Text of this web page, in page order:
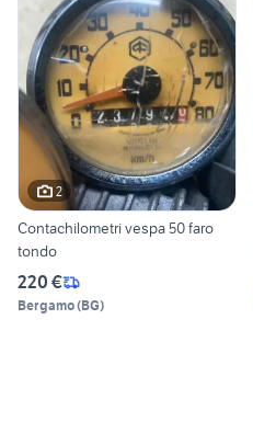
2
Contachilometri vespa 50 faro
tondo
220 €
Bergamo(BG)